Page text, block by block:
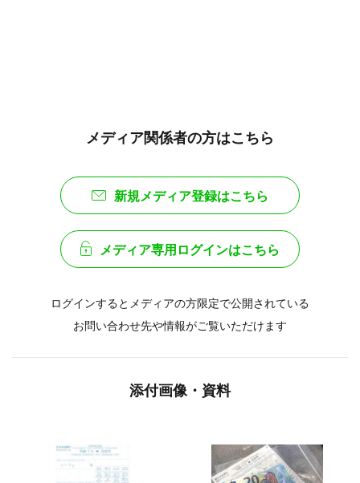
メディア関係者の方はこちら
新規メディア登録はこちら
メディア専用ログインはこちら
ログインするとメディアの方限定で公開されている
お問い合わせ先や情報がご覧いただけます
添付画像・資料